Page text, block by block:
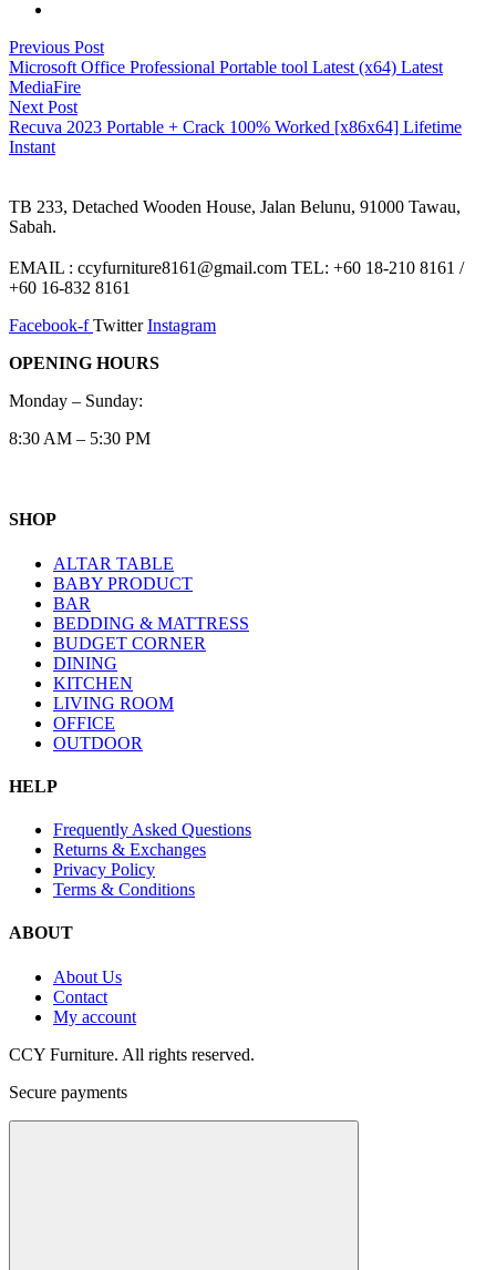
Post
navigation
Previous PostPrevious
post:
Microsoft Office Professional Portable tool Latest (x64) Latest
MediaFire
Next PostNext
post:
Recuva 2023 Portable + Crack 100% Worked [x86x64] Lifetime
Instant
TB 233, Detached Wooden House, Jalan Belunu, 91000 Tawau,
Sabah.
EMAIL : ccyfurniture8161@gmail.com TEL: +60 18-210 8161 /
+60 16-832 8161
Facebook-f Twitter Instagram
OPENING HOURS
Monday – Sunday:
8:30 AM – 5:30 PM
SHOP
ALTAR TABLE
BABY PRODUCT
BAR
BEDDING & MATTRESS
BUDGET CORNER
DINING
KITCHEN
LIVING ROOM
OFFICE
OUTDOOR
HELP
Frequently Asked Questions
Returns & Exchanges
Privacy Policy
Terms & Conditions
ABOUT
About Us
Contact
My account
CCY Furniture. All rights reserved.
Secure payments